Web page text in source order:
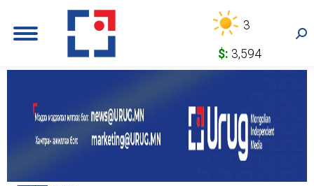
3
$: 3,594